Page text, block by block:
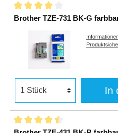
Brother TZE-731 BK-G
In